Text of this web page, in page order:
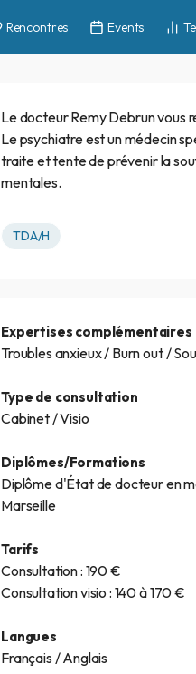
Rencontres Events
Le docteur Remy Debrun vous
Le psychiatre est un médecin
traite et tente de prévenir la
mentales.
TDA/H
Expertises complémentaires
Troubles anxieux / Burn out /
Type de consultation
Cabinet / Visio
Diplômes/Formations
Diplôme d'État de docteur en
Marseille
Tarifs
Consultation : 190 €
Consultation visio : 140 à 170 €
Langues
Français / Anglais